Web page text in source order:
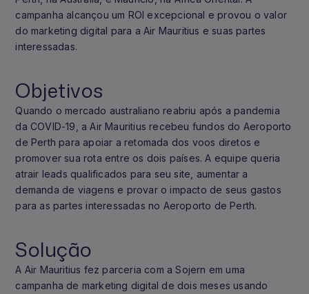
campanha alcançou um ROI excepcional e provou o valor
do marketing digital para a Air Mauritius e suas partes
interessadas.
Objetivos
Quando o mercado australiano reabriu após a pandemia
da COVID-19, a Air Mauritius recebeu fundos do Aeroporto
de Perth para apoiar a retomada dos voos diretos e
promover sua rota entre os dois países. A equipe queria
atrair leads qualificados para seu site, aumentar a
demanda de viagens e provar o impacto de seus gastos
para as partes interessadas no Aeroporto de Perth.
Solução
A Air Mauritius fez parceria com a Sojern em uma
campanha de marketing digital de dois meses usando